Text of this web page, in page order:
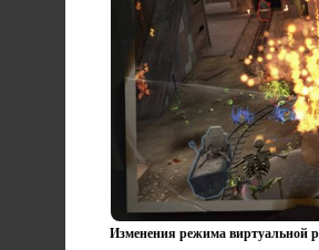
Изменения режима виртуальной